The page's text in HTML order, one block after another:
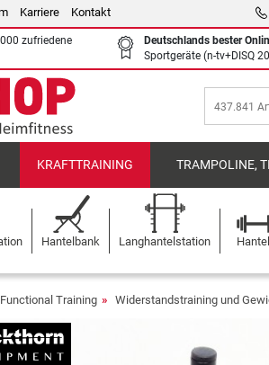
Karriere Kontakt
zufriedene
Deutschlands bester
Sportgeräte (n-tv+DISQ
KRAFTTRAINING TRAMPOLINE,
Hantelbank Langhantelstation
Functional Training Widerstandstraining und